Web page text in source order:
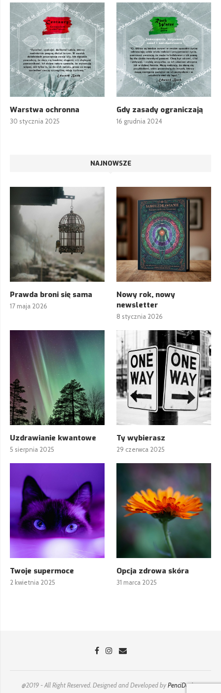
Warstwa ochronna
30 stycznia 2025
Gdy zasady ograniczają
16 grudnia 2024
NAJNOWSZE
Prawda broni się sama
17 maja 2026
Nowy rok, nowy
newsletter
8 stycznia 2026
Uzdrawianie kwantowe
5 sierpnia 2025
Ty wybierasz
29 czerwca 2025
Twoje supermoce
2 kwietnia 2025
Opcja zdrowa skóra
31 marca 2025
@2019 - All Right Reserved. Designed and Developed byPenciDesign